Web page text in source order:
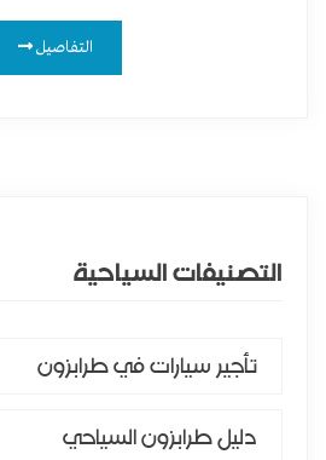
التفاصيل
التصنيفات السياحية
تأجير سيارات في طرابزون
دليل طرابزون السياحي